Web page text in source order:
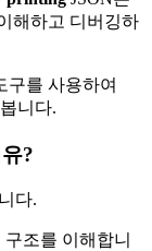
해하고 디버깅하
구를 사용하여
니다.
?
다.
조를 이해합니